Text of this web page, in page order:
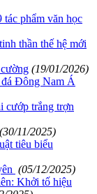
phẩm văn học
thần thế hệ mới
(19/01/2026)
Đông Nam Á
cướp trắng trợn
(30/11/2025)
tiêu biểu
(05/12/2025)
Khởi tố hiệu